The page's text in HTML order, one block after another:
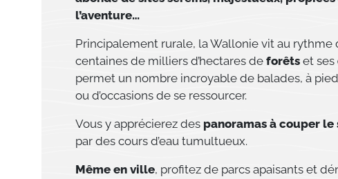
l’aventure…
Principalement rurale, la Wallonie vit au rythme
centaines de milliers d’hectares de forêts et ses
permet un nombre incroyable de balades, à
ou d’occasions de se ressourcer.
Vous y apprécierez des panoramas à couper le
par des cours d’eau tumultueux.
Même en ville, profitez de parcs apaisants et